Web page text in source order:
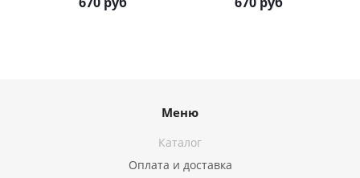
Меню
Каталог
Оплата и доставка